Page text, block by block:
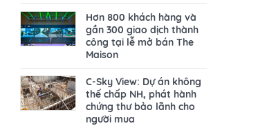
Hơn 800 khách hàng và
gần 300 giao dịch thành
công tại lễ mở bán The
Maison
C-Sky View: Dự án không
thế chấp NH, phát hành
chứng thư bảo lãnh cho
người mua